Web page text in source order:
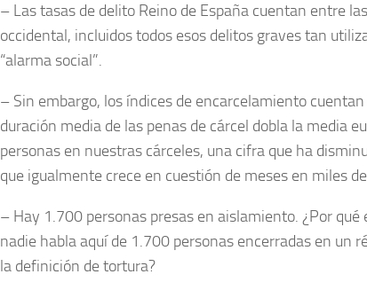
– Las tasas de delito Reino de España cuentan entre
occidental, incluidos todos esos delitos graves tan
“alarma social”.
– Sin embargo, los índices de encarcelamiento
duración media de las penas de cárcel dobla la media
personas en nuestras cárceles, una cifra que ha
que igualmente crece en cuestión de meses en miles
– Hay 1.700 personas presas en aislamiento. ¿Por
nadie habla aquí de 1.700 personas encerradas en un
la definición de tortura?